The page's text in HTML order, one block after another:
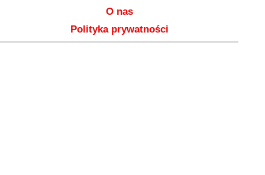
O nas
Polityka prywatności